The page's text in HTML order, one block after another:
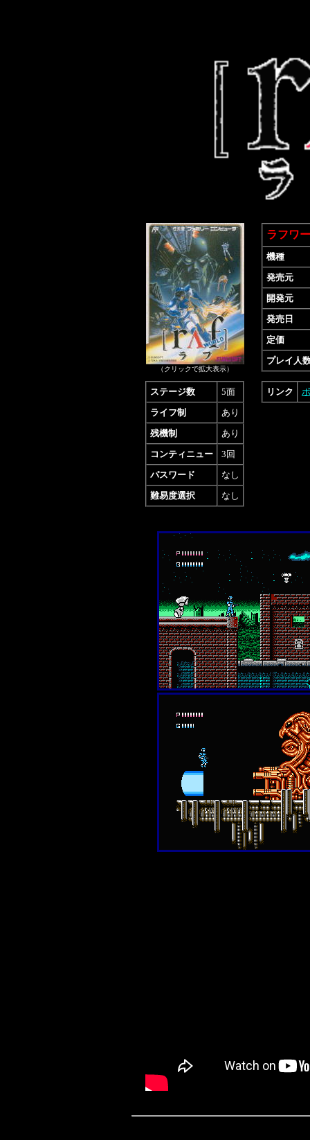
（クリックで拡大表示）
ラフワ
機種
発売元
開発元
発売日
定価
プレイ人
ステージ数
5面
ライフ制
あり
残機制
あり
コンティニュー
3回
パスワード
なし
難易度選択
なし
リンク